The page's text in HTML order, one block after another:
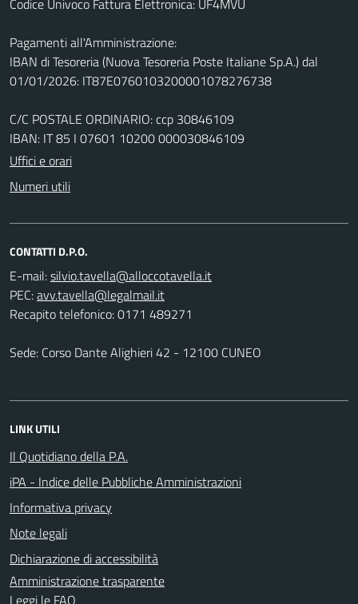
Pagamenti all'Amministrazione:
IBAN di Tesoreria (Nuova Tesoreria Poste Italiane Sp.A.) dal
01/01/2026: IT87E0760103200001078276738
C/C POSTALE ORDINARIO: ccp 30846109
IBAN: IT 85 I 07601 10200 000030846109
Uffici e orari
Numeri utili
CONTATTI D.P.O.
E-mail:
PEC:
Recapito telefonico: 0171 489271
Sede: Corso Dante Alighieri 42 - 12100 CUNEO
LINK UTILI
Il Quotidiano della P.A.
iPA - Indice delle Pubbliche Amministrazioni
Informativa privacy
Note legali
Dichiarazione di accessibilità
Amministrazione trasparente
Leggi le FAQ